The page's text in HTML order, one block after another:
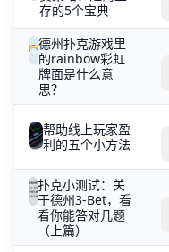
存的5个宝典
德州扑克游戏里
的rainbow彩虹
牌面是什么意
思？
帮助线上玩家盈
利的五个小方法
扑克小测试：关
于德州3-Bet，看
看你能答对几题
（上篇）